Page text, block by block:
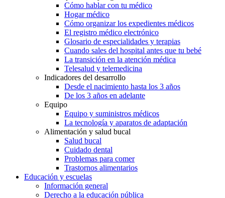
Cómo hablar con tu médico
Hogar médico
Cómo organizar los expedientes médicos
El registro médico electrónico
Glosario de especialidades y terapias
Cuando sales del hospital antes que tu bebé
La transición en la atención médica
Telesalud y telemedicina
Indicadores del desarrollo
Desde el nacimiento hasta los 3 años
De los 3 años en adelante
Equipo
Equipo y suministros médicos
La tecnología y aparatos de adaptación
Alimentación y salud bucal
Salud bucal
Cuidado dental
Problemas para comer
Trastornos alimentarios
Educación y escuelas
Información general
Derecho a la educación pública